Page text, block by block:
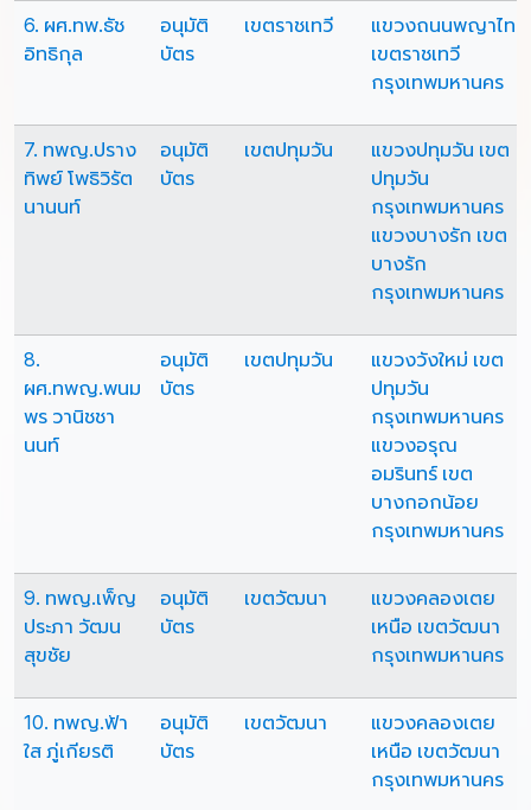
6. ผศ.ทพ.ธัช
อิทธิกุล
อนุมัติ
บัตร
เขตราชเทวี
แขวงถนนพญาไท
เขตราชเทวี
กรุงเทพมหานคร
7. ทพญ.ปราง
ทิพย์ โพธิวิรัต
นานนท์
อนุมัติ
บัตร
เขตปทุมวัน
แขวงปทุมวัน เขต
ปทุมวัน
กรุงเทพมหานคร
แขวงบางรัก เขต
บางรัก
กรุงเทพมหานคร
8.
ผศ.ทพญ.พนม
พร วานิชชา
นนท์
อนุมัติ
บัตร
เขตปทุมวัน
แขวงวังใหม่ เขต
ปทุมวัน
กรุงเทพมหานคร
แขวงอรุณ
อมรินทร์ เขต
บางกอกน้อย
กรุงเทพมหานคร
9. ทพญ.เพ็ญ
ประภา วัฒน
สุขชัย
อนุมัติ
บัตร
เขตวัฒนา
แขวงคลองเตย
เหนือ เขตวัฒนา
กรุงเทพมหานคร
10. ทพญ.ฟ้า
ใส ภู่เกียรติ
อนุมัติ
บัตร
เขตวัฒนา
แขวงคลองเตย
เหนือ เขตวัฒนา
กรุงเทพมหานคร